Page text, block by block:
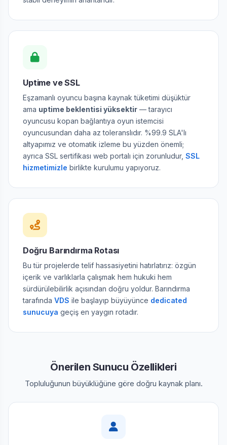
Uptime ve SSL
Eşzamanlı oyuncu başına kaynak tüketimi düşüktür
ama uptime beklentisi yüksektir — tarayıcı
oyuncusu kopan bağlantıya oyun istemcisi
oyuncusundan daha az toleranslıdır. %99.9 SLA'lı
altyapımız ve otomatik izleme bu yüzden önemli;
ayrıca SSL sertifikası web portalı için zorunludur, SSL
hizmetimizle birlikte kurulumu yapıyoruz.
Doğru Barındırma Rotası
Bu tür projelerde telif hassasiyetini hatırlatırız: özgün
içerik ve varlıklarla çalışmak hem hukuki hem
sürdürülebilirlik açısından doğru yoldur. Barındırma
tarafında VDS ile başlayıp büyüyünce dedicated
sunucuya geçiş en yaygın rotadır.
Önerilen Sunucu Özellikleri
Topluluğunun büyüklüğüne göre doğru kaynak planı.